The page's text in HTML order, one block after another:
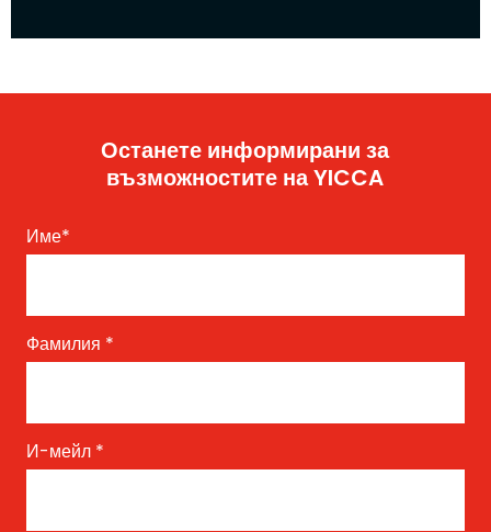
Останете информирани за
възможностите на YICCA
Име*
Фамилия *
И-мейл *